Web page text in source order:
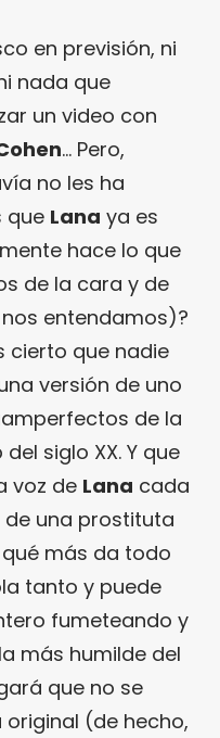
en previsión, ni
nada que
un video con
… Pero,
no les ha
que Lana ya es
hace lo que
de la cara y de
entendamos)?
cierto que nadie
versión de uno
de la
siglo XX. Y que
voz de Lana cada
una prostituta
más da todo
tanto y puede
fumeteando y
más humilde del
que no se
(de hecho,